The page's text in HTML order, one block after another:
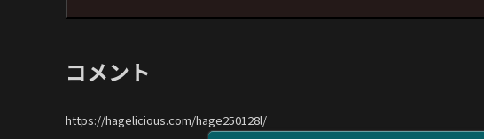
コメント
https://hagelicious.com/hage250128l/